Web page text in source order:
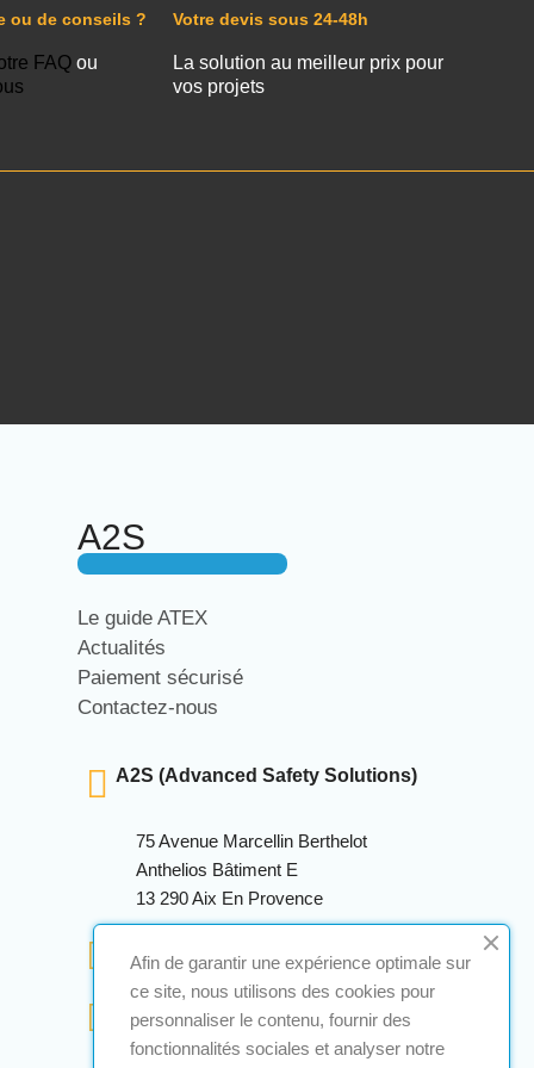
ou de conseils ?
FAQou
Votre devis sous 24-48h
La solution au meilleur prix pour
vos projets
A2S
Le guide ATEX
Actualités
Paiement sécurisé
Contactez-nous
A2S (Advanced Safety Solutions)
75 Avenue Marcellin Berthelot
Anthelios Bâtiment E
13 290 Aix En Provence
Afin de garantir une expérience optimale sur
ce site, nous utilisons des cookies pour
personnaliser le contenu, fournir des
fonctionnalités sociales et analyser notre